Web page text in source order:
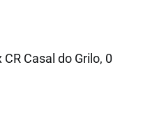
Casal do Grilo, 0